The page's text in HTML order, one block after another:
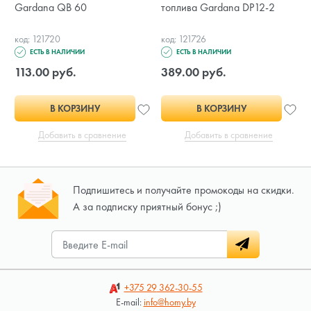
Gardana QB 60
код: 121720
ЕСТЬ В НАЛИЧИИ
113.00 руб.
В КОРЗИНУ
Добавить в сравнение
топлива Gardana DP12-2
код: 121726
ЕСТЬ В НАЛИЧИИ
389.00 руб.
В КОРЗИНУ
Добавить в сравнение
Подпишитесь и получайте промокоды на скидки.
А за подписку приятный бонус ;)
+375 29362-30-55
E-mail:info@homy.by